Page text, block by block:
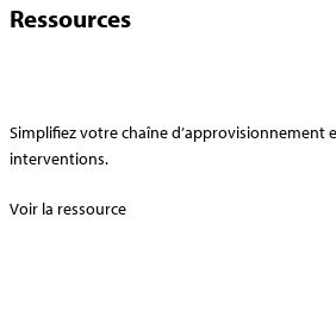
Ressources
Simplifiez votre chaîne d’approvisionnement
interventions.
Voir la ressource